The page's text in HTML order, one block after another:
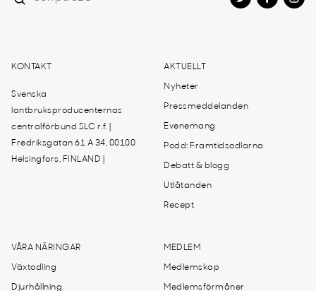
KONTAKT
Svenska
lantbruksproducenternas
centralförbund SLC r.f. |
Fredriksgatan 61 A 34, 00100
Helsingfors, FINLAND |
AKTUELLT
Nyheter
Pressmeddelanden
Evenemang
Podd: Framtidsodlarna
Debatt & blogg
Utlåtanden
Recept
VÅRA NÄRINGAR
Växtodling
Djurhållning
MEDLEM
Medlemskap
Medlemsförmåner